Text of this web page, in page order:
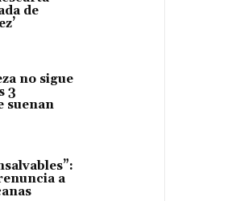
de
no sigue
3
suenan
a